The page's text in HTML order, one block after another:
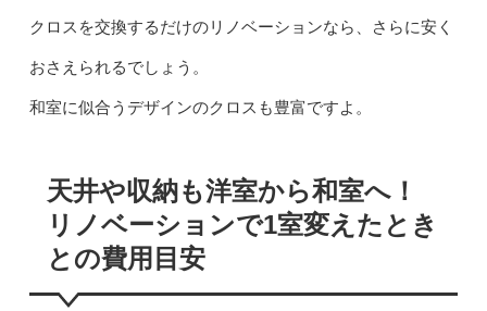
クロスを交換するだけのリノベーションなら、さらに安く
おさえられるでしょう。
和室に似合うデザインのクロスも豊富ですよ。
天井や収納も洋室から和室へ！
リノベーションで1室変えたとき
との費用目安